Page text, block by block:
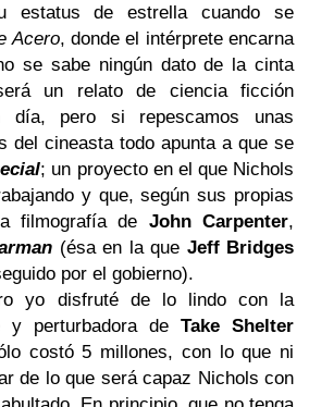
estatus de estrella cuando se
Acero, donde el intérprete encarna
se sabe ningún dato de la cinta
un relato de ciencia ficción
día, pero si repescamos unas
del cineasta todo apunta a que se
; un proyecto en el que Nichols
y que, según sus propias
filmografía de John Carpenter,
(ésa en la que Jeff Bridges
por el gobierno).
yo disfruté de lo lindo con la
y perturbadora de Take Shelter
costó 5 millones, con lo que ni
de lo que será capaz Nichols con